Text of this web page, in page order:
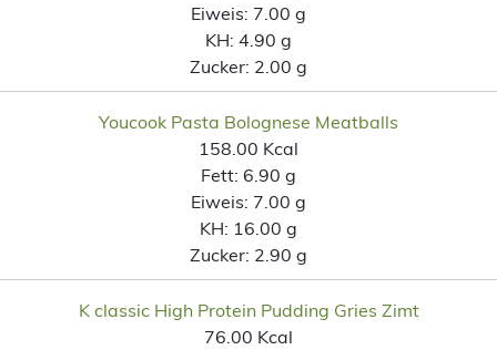
Eiweis: 7.00 g
KH: 4.90 g
Zucker: 2.00 g
Youcook Pasta Bolognese Meatballs
158.00 Kcal
Fett: 6.90 g
Eiweis: 7.00 g
KH: 16.00 g
Zucker: 2.90 g
K classic High Protein Pudding Gries Zimt
76.00 Kcal